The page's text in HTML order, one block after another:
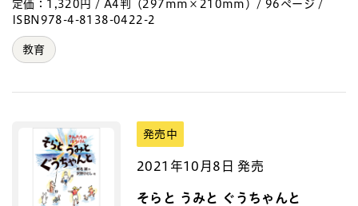
定価：1,320円 / A4判（297mm×210mm）/ 96ページ /
ISBN978-4-8138-0422-2
教育
発売中
2021年10月8日 発売
そらと うみと ぐうちゃんと